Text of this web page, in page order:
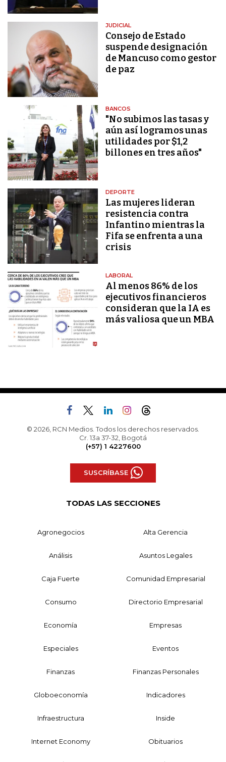
JUDICIAL
Consejo de Estado
suspende designación
de Mancuso como gestor
de paz
BANCOS
"No subimos las tasas y
aún así logramos unas
utilidades por $1,2
billones en tres años"
DEPORTE
Las mujeres lideran
resistencia contra
Infantino mientras la
Fifa se enfrenta a una
crisis
LABORAL
Al menos 86% de los
ejecutivos financieros
consideran que la IA es
más valiosa que un MBA
© 2026, RCN Medios. Todos los derechos reservados.
Cr. 13a 37-32, Bogotá
(+57) 1 4227600
SUSCRÍBASE
TODAS LAS SECCIONES
Agronegocios Alta Gerencia
Análisis Asuntos Legales
Caja Fuerte Comunidad Empresarial
Consumo Directorio Empresarial
Economía Empresas
Especiales Eventos
Finanzas Finanzas Personales
Globoeconomía Indicadores
Infraestructura Inside
Internet Economy Obituarios